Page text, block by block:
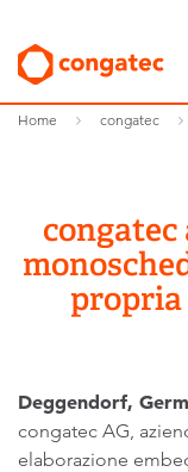
Home congatec
propria
Deggendorf,
congatec AG,
elaborazione